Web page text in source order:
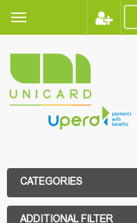
CATEGORIES
ADDITIONAL FILTER